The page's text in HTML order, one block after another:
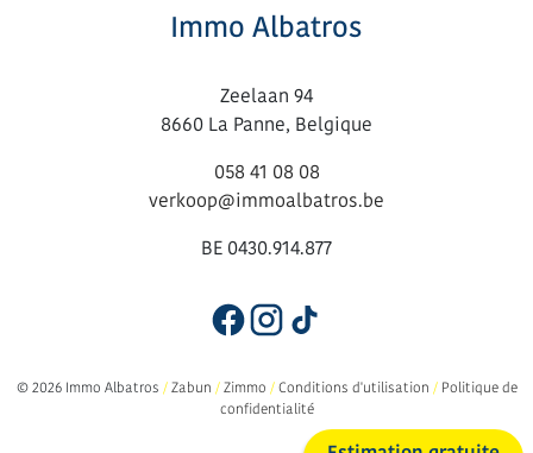
Immo Albatros
Zeelaan 94
8660 La Panne, Belgique
058 41 08 08
verkoop@immoalbatros.be
BE 0430.914.877
© 2026 Immo Albatros / Zabun / Zimmo / Conditions d'utilisation / Politique de
confidentialité